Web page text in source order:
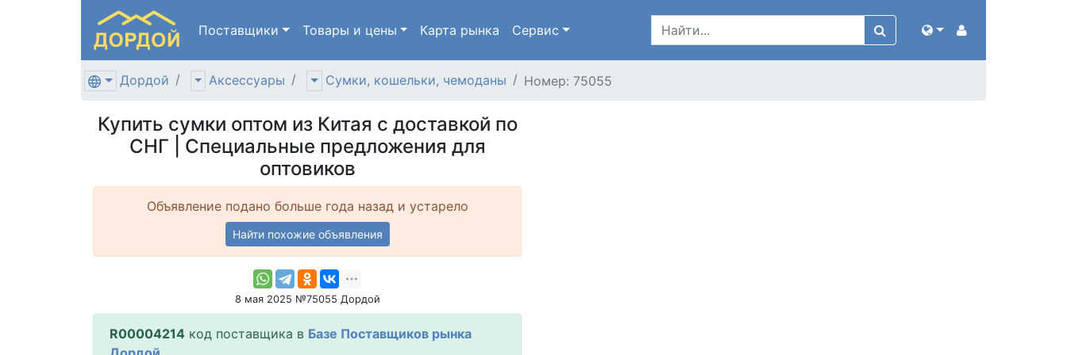
Поставщики Товары и цены Карта рынка Сервис
Дордой Аксессуары Сумки, кошельки, чемоданы Номер: 75055
Купить сумки оптом из Китая с доставкой по
СНГ | Специальные предложения для
оптовиков
Объявление подано больше года назад и устарело
Найти похожие объявления
8 мая 2025 №75055 Дордой
R00004214 код поставщика в Базе Поставщиков рынка